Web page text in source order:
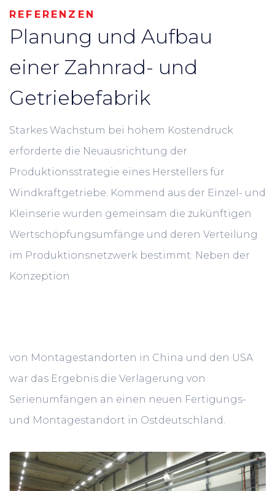
REFERENZEN
Planung und Aufbau
einer Zahnrad- und
Getriebefabrik
Starkes Wachstum bei hohem Kostendruck
erforderte die Neuausrichtung der
Produktionsstrategie eines Herstellers für
Windkraftgetriebe. Kommend aus der Einzel- und
Kleinserie wurden gemeinsam die zukünftigen
Wertschöpfungsumfänge und deren Verteilung
im Produktionsnetzwerk bestimmt. Neben der
Konzeption
von Montagestandorten in China und den USA
war das Ergebnis die Verlagerung von
Serienumfängen an einen neuen Fertigungs-
und Montagestandort in Ostdeutschland.